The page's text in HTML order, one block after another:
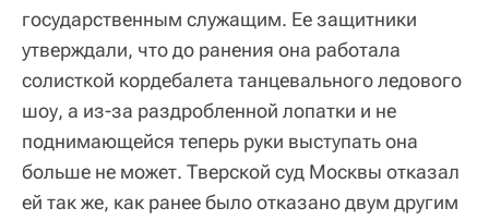
государственным служащим. Ее защитники
утверждали, что до ранения она работала
солисткой кордебалета танцевального ледового
шоу, а из-за раздробленной лопатки и не
поднимающейся теперь руки выступать она
больше не может. Тверской суд Москвы отказал
ей так же, как ранее было отказано двум другим